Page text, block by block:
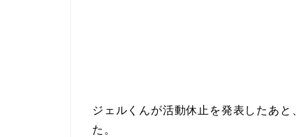
ジェルくんが活動休止を発表したあと
た。